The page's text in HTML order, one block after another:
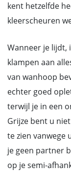
kent hetzelfde
kleerscheuren
Wanneer je lijdt,
klampen aan
van wanhoop
echter goed
terwijl je in een
Grijze bent u
te zien vanwege
je geen partner
op je semi-